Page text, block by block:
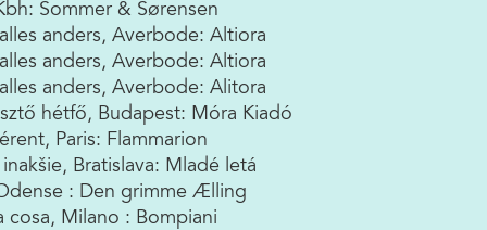
Sommer & Sørensen
anders, Averbode: Altiora
anders, Averbode: Altiora
anders, Averbode: Alitora
hétfő, Budapest: Móra Kiadó
Paris: Flammarion
Bratislava: Mladé letá
: Den grimme Ælling
Milano : Bompiani